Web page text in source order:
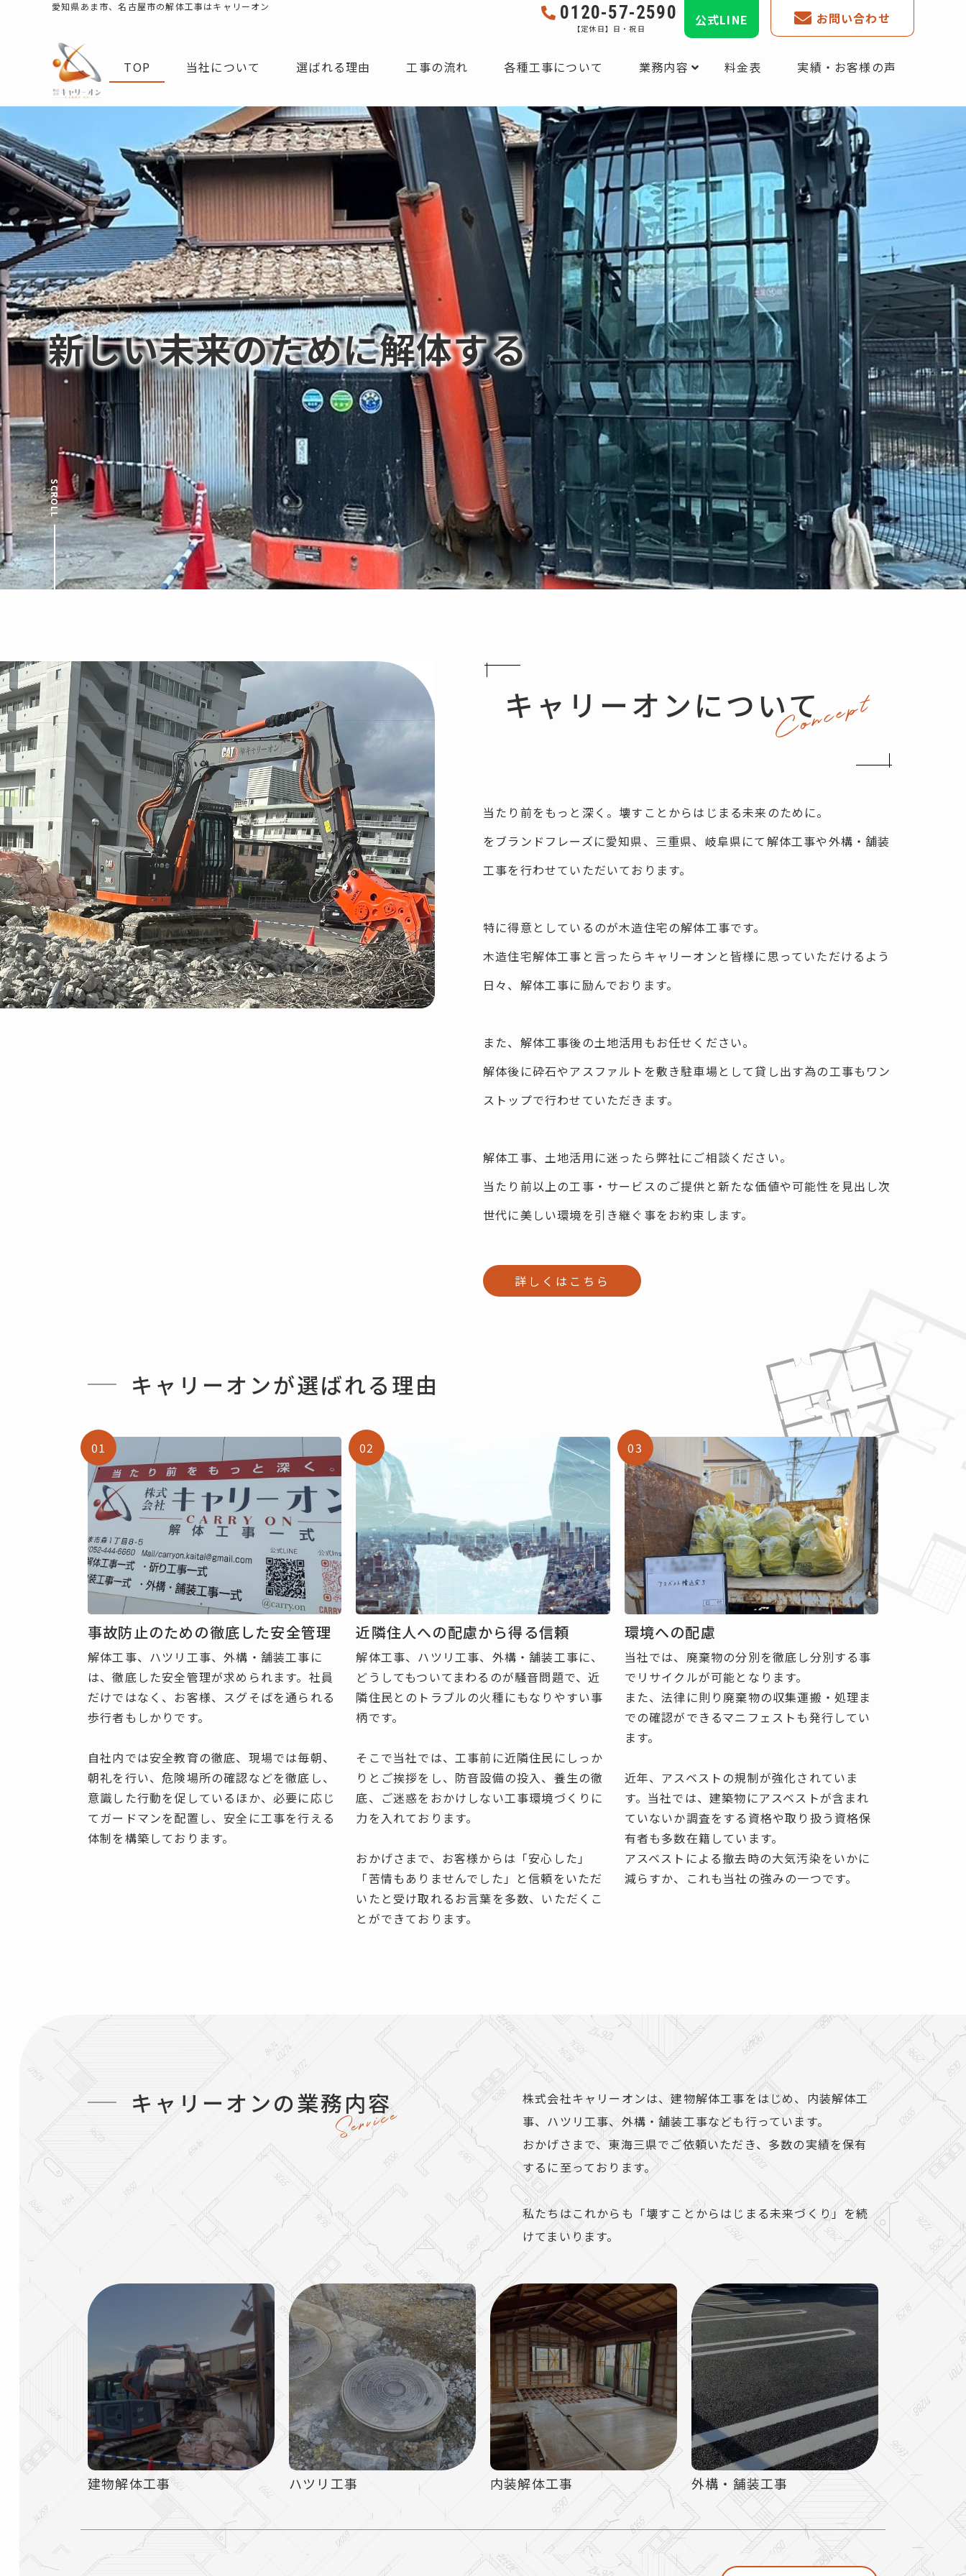
愛知県あま市、名古屋市の解体工事はキャリーオン 0120-57-2590
【定休日】日・祝日
公式LINE
TOP 当社について 選ばれる理由 工事の流れ 各種工事について 業務内容 料金表 実績・お客様の声
お問い合わせ
新しい未来のために解体する
SCROLL
キ ャ リ ーオ ンについて
Concept
当たり前をもっと深く。壊すことからはじまる未来のために。
をブランドフレーズに愛知県、三重県、岐阜県にて解体工事や外構・舗装
工事を行わせていただいております。
特に得意としているのが木造住宅の解体工事です。
木造住宅解体工事と言ったらキャリーオンと皆様に思っていただけるよう
日々、解体工事に励んでおります。
また、解体工事後の土地活用もお任せください。
解体後に砕石やアスファルトを敷き駐車場として貸し出す為の工事も ワン
ストップで行わせていただきます。
解体工事、土地活用に迷ったら弊社にご相談ください。
当たり前以上の工事・サービスのご提供と新たな価値や可能性を見出し次
世代に美しい環境を引き継ぐ事をお約束します。
詳しくはこちら
キ ャ リ ーオ ンが選ばれる理由
01
事故防止のための徹底した安全管理
解体工事、ハツリ工事、外構・舗装工事に
は、徹底した安全管理が求められます。社員
だけではなく、お客様、スグそばを通られる
歩行者もしかりです。
自社内では安全教育の徹底、 現場では毎朝、
朝礼を行い、危険場所の確認な どを徹底 し、
意識し た行動を促 して いるほか、必要に応じ
て ガー ドマンを配置 し、 安全 に工事を行える
体制を構築してお り ます。
02
近隣住人への配慮から得る信頼
解体工事、ハツリ工事、外構・舗装工事に、
どうしてもついてまわるのが騒音問題で、近
隣住民とのトラブルの火種にもなりやすい事
柄です。
そこで当社では、工事前に近隣住民にしっか
りとご挨拶をし、防音設備の投入、養生の徹
底、ご迷惑をおかけしない工事環境づくりに
力を入れております。
おかげさまで、お客様からは「安心した」
「苦情もありませんでした」と信頼をいただ
いたと受け取れるお言葉を多数、いただくこ
とができております。
03
環境への配慮
当社では、廃棄物の分別を徹底し分別する事
でリサイクルが可能となります。
また、法律に則り廃棄物の収集運搬・処理ま
での確認ができるマニフェストも発行してい
ます。
近年、アスベストの規制が強化されていま
す。 当社では、建築物にアスベストが含まれ
ていないか調査をする資格や取り扱う資格保
有者も多数在籍しています。
アスベストによる撤去時の大気汚染をいかに
減らすか、これも当社の強みの一つです。
キ ャリ ーオ ンの業務内容
Service
株式会社キャリーオンは、建物解体工事をはじめ、内装解体工
事、ハツリ工事、外構・舗装工事なども行っています。
おかげさまで、東海三県でご依頼いただき、多数の実績を保有
するに至っております。
私たちはこれからも「壊すことからはじまる未来づくり」を続
けてまいります。
建物解体工事 ハツリ工事 内装解体工事 外構・舗装工事